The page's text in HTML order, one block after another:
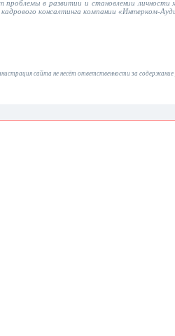
в развитии и становлении личности
кадрового консалтинга компании «Интерком-
сайта не несёт ответственности за